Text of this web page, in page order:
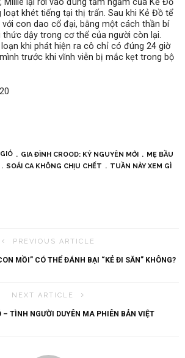
Millie lại rơi vào đúng tầm ngắm của Kẻ Đồ
loạt khét tiếng tại thị trấn. Sau khi Kẻ Đồ tể
với con dao cổ đại, bằng một cách thần bí
dậy trong cơ thể của người còn lại.
khi phát hiện ra cô chỉ có đúng 24 giờ
trước khi vĩnh viễn bị mắc kẹt trong bộ
GIA ĐÌNH CROOD: KỶ NGUYÊN MỚI
MẸ BẦU
SOÁI CA KHÔNG CHỊU CHẾT
TUẦN NÀY XEM GÌ
PREVIOUS ARTICLE
MỒI” CÓ THỂ ĐÁNH BẠI “KẺ ĐI SĂN” KHÔNG?
NEXT ARTICLE
– TÌNH NGƯỜI DUYÊN MA PHIÊN BẢN VIỆT